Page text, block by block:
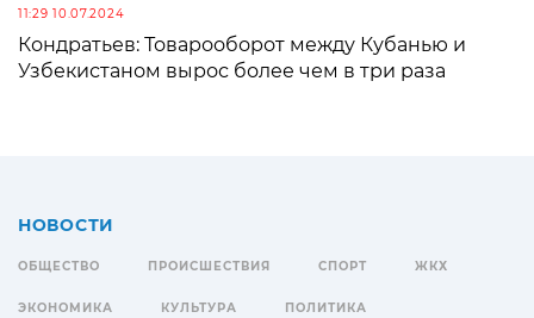
11:29 10.07.2024
Кондратьев: Товарооборот между Кубанью и
Узбекистаном вырос более чем в три раза
НОВОСТИ
ОБЩЕСТВО ПРОИСШЕСТВИЯ СПОРТ ЖКХ
ЭКОНОМИКА КУЛЬТУРА ПОЛИТИКА